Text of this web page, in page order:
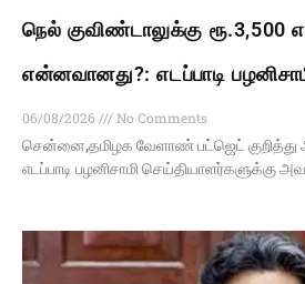
நெல் குவிண்டாலுக்கு ரூ.3,500
என்னவானது?: எடப்பாடி
06/08/2026
No Comments
சென்னை,தமிழக வேளாண் பட்ஜெட் குறித்து
எடப்பாடி பழனிசாமி செய்தியாளர்களுக்கு